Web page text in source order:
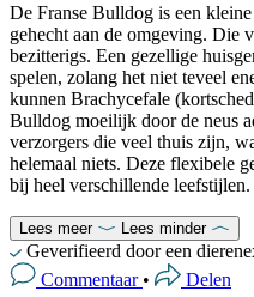
De Franse Bulldog is een
gehecht aan de omgeving. Die
bezitterigs. Een gezellige
spelen, zolang het niet teveel
kunnen Brachycefale
Bulldog moeilijk door de neus
verzorgers die veel thuis zijn,
helemaal niets. Deze flexibele
bij heel verschillende leefstijlen.
Lees meer Lees minder
Geverifieerd door een
Commentaar • Delen